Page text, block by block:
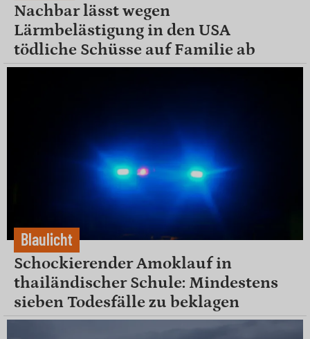
Nachbar lässt wegen
Lärmbelästigung in den USA
tödliche Schüsse auf Familie ab
Blaulicht
Schockierender Amoklauf in
thailändischer Schule: Mindestens
sieben Todesfälle zu beklagen